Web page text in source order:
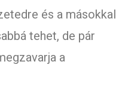
és a másokkal
tehet, de pár
a